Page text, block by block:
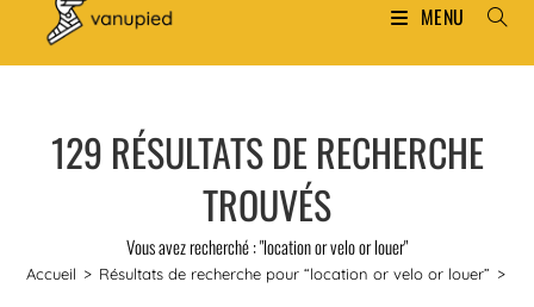
MENU
129 RÉSULTATS DE RECHERCHE
TROUVÉS
Vous avez recherché : "location or velo or louer"
Accueil > Résultats de recherche pour “location or velo or louer” >